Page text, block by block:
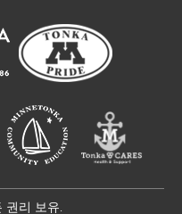
권리 보유.